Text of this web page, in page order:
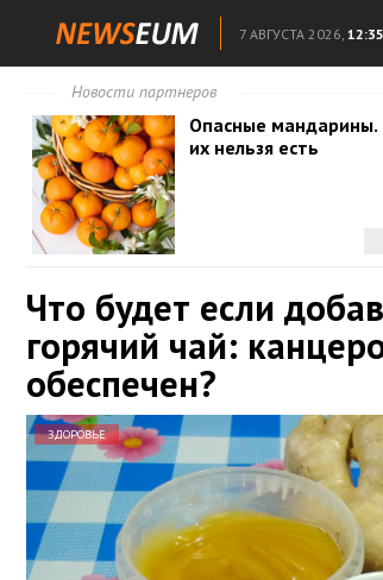
7 АВГУСТА 2026, 12:35
Новости партнеров
Опасные мандарины.
их нельзя есть
Что будет если
горячий чай:
обеспечен?
ЗДОРОВЬЕ